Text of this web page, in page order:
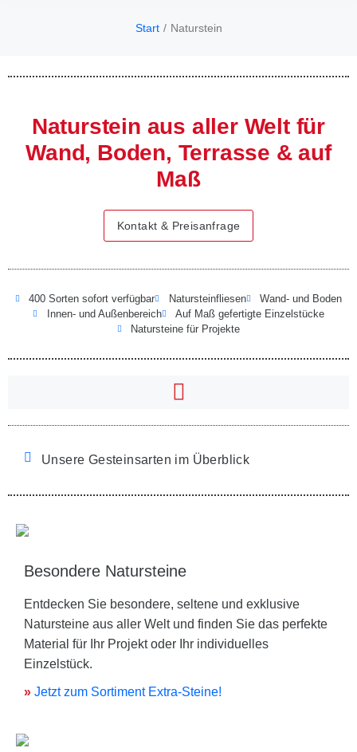
Sie befinden
Start Naturstein
Naturstein aus aller Welt für
Wand, Boden, Terrasse & auf
Maß
Kontakt & Preisanfrage
400 Sorten sofort verfügbar Natursteinfliesen
Wand- und Boden
Innen- und Außenbereich
Auf Maß gefertigte Einzelstücke
Natursteine für Projekte
Unsere Gesteinsarten im Überblick
Besondere Natursteine
Entdecken Sie besondere, seltene und exklusive
Natursteine aus aller Welt und finden Sie das perfekte
Material für Ihr Projekt oder Ihr individuelles
Einzelstück.
» Jetzt zum Sortiment Extra-Steine!